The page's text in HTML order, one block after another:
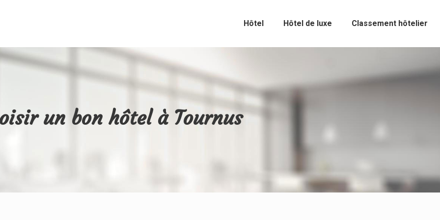
Hôtel Hôtel de luxe Classement hôtelier
un bon hôtel à Tournus